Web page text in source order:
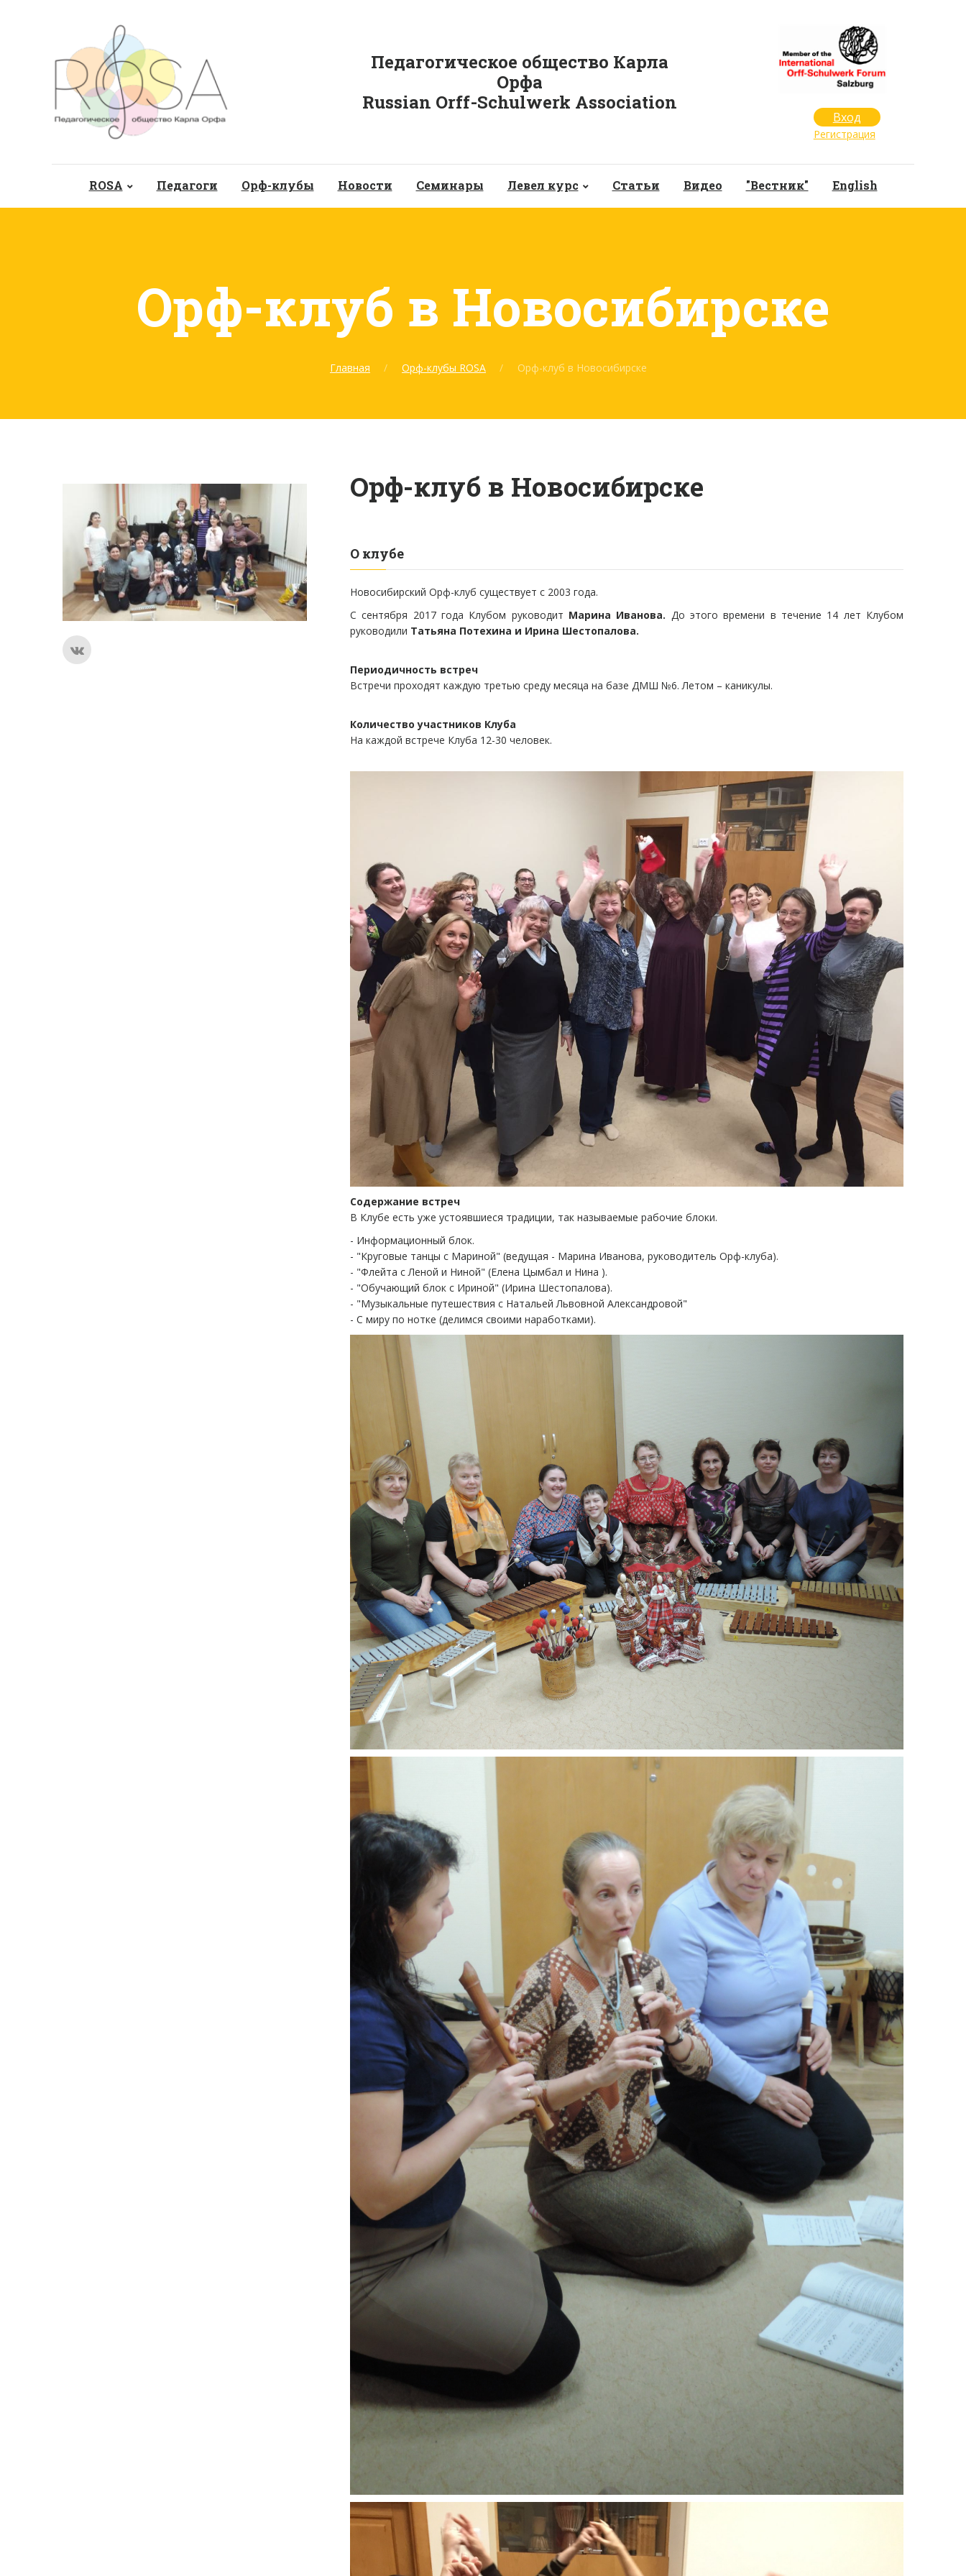
Педагогическое общество Карла
Орфа
Russian Orff-Schulwerk Association
Вход
Регистрация
ROSA Педагоги Орф-клубы Новости Семинары Левел курс Статьи Видео "Вестник" English
Орф-клуб в Новосибирске
Главная Орф-клубы ROSA Орф-клуб в Новосибирске
Орф-клуб в Новосибирске
О клубе
Новосибирский Орф-клуб существует с 2003 года.
С сентября 2017 года Клубом руководит Марина Иванова. До этого времени в течение 14 лет Клубом
руководили Татьяна Потехина и Ирина Шестопалова.
Периодичность встреч
Встречи проходят каждую третью среду месяца на базе ДМШ №6. Летом – каникулы.
Количество участников Клуба
На каждой встрече Клуба 12-30 человек.
Содержание встреч
В Клубе есть уже устоявшиеся традиции, так называемые рабочие блоки.
- Информационный блок.
- "Круговые танцы с Мариной" (ведущая - Марина Иванова, руководитель Орф-клуба).
- "Флейта с Леной и Ниной" (Елена Цымбал и Нина ).
- "Обучающий блок с Ириной" (Ирина Шестопалова).
- "Музыкальные путешествия с Натальей Львовной Александровой"
- С миру по нотке (делимся своими наработками).